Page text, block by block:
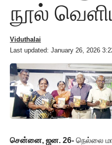
நூல்
Last updated: January 26, 2026
Viduthalai
சென்னை, ஜன. 26- நெல்லை